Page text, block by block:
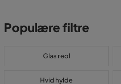
Populære filtre
Glas reol
Hvid hylde